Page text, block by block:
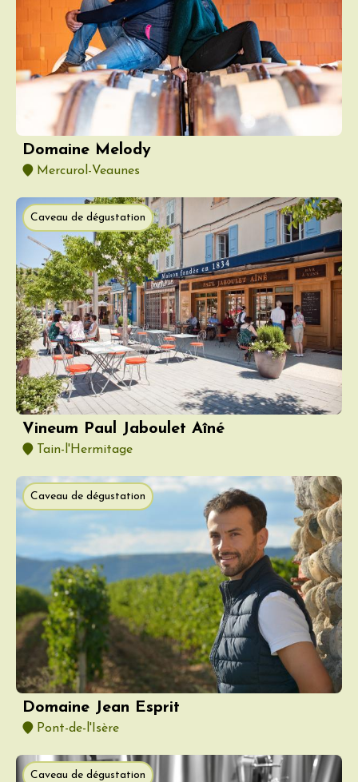
Domaine Melody
Mercurol-Veaunes
Caveau de dégustation
Vineum Paul Jaboulet Aîné
Tain-l'Hermitage
Caveau de dégustation
Domaine Jean Esprit
Pont-de-l'Isère
Caveau de dégustation